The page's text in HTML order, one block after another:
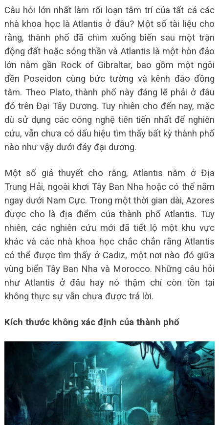
Câu hỏi lớn nhất làm rối loạn tâm trí của tất cả các
nhà khoa học là Atlantis ở đâu? Một số tài liệu cho
rằng, thành phố đã chìm xuống biển sau một trận
động đất hoặc sóng thần và Atlantis là một hòn đảo
lớn nằm gần Rock of Gibraltar, bao gồm một ngôi
đền Poseidon cùng bức tường và kênh đào đồng
tâm. Theo Plato, thành phố này đáng lẽ phải ở đâu
đó trên Đại Tây Dương. Tuy nhiên cho đến nay, mặc
dù sử dụng các công nghệ tiên tiến nhất để nghiên
cứu, vẫn chưa có dấu hiệu tìm thấy bất kỳ thành phố
nào như vậy dưới đáy đại dương.
Một số giả thuyết cho rằng, Atlantis nằm ở Địa
Trung Hải, ngoài khơi Tây Ban Nha hoặc có thể nằm
ngay dưới Nam Cực. Trong một thời gian dài, Azores
được cho là địa điểm của thành phố Atlantis. Tuy
nhiên, các nghiên cứu mới đã tiết lộ một khu vực
khác và các nhà khoa học chắc chắn rằng Atlantis
có thể được tìm thấy ở Cadiz, một nơi nào đó giữa
vùng biển Tây Ban Nha và Morocco. Những câu hỏi
như Atlantis ở đâu hay nó thậm chí còn tồn tại
không thực sự vẫn chưa được trả lời.
Kích thước không xác định của thành phố